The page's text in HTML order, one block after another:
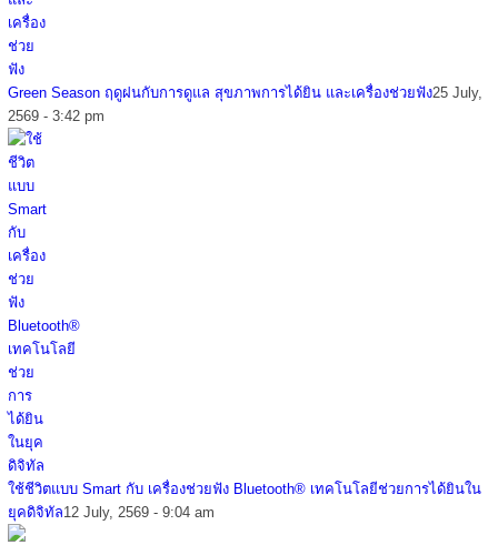
Green Season ฤดูฝนกับการดูแล สุขภาพการได้ยิน และเครื่องช่วยฟัง25 July,
2569 - 3:42 pm
ใช้ชีวิตแบบ Smart กับ เครื่องช่วยฟัง Bluetooth® เทคโนโลยีช่วยการได้ยินใน
ยุคดิจิทัล12 July, 2569 - 9:04 am